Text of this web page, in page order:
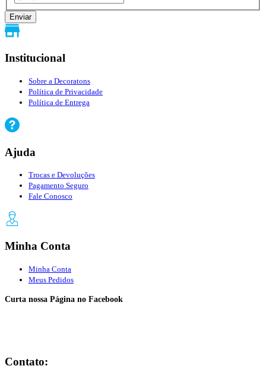
Enviar
Institucional
Sobre a Decoratons
Política de Privacidade
Política de Entrega
Ajuda
Trocas e Devoluções
Pagamento Seguro
Fale Conosco
Minha Conta
Minha Conta
Meus Pedidos
Curta nossa Página no Facebook
Contato: